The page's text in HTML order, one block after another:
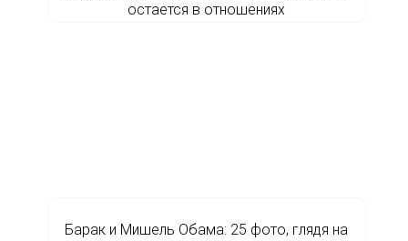
остается в отношениях
Барак и Мишель Обама: 25 фото, глядя на